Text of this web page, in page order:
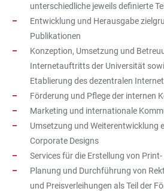
unterschiedliche jeweils definierte
Entwicklung und Herausgabe
Publikationen
Konzeption, Umsetzung und
Internetauftritts der Universität
Etablierung des dezentralen
Förderung und Pflege der internen
Marketing und internationale
Umsetzung und Weiterentwicklung
Corporate Designs
Services für die Erstellung von
Planung und Durchführung von
und Preisverleihungen als Teil der